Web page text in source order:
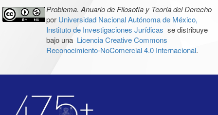
Problema. Anuario de Filosofía y Teoría del Derecho
por Universidad Nacional Autónoma de México,
Instituto de Investigaciones Jurídicas se distribuye
bajo una Licencia Creative Commons
Reconocimiento-NoComercial 4.0 Internacional.